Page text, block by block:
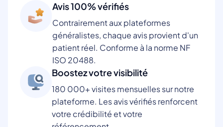
Avis 100% vérifiés
Contrairement aux plateformes
généralistes, chaque avis provient d'un
patient réel. Conforme à la norme NF
ISO 20488.
Boostez votre visibilité
180 000+ visites mensuelles sur notre
plateforme. Les avis vérifiés renforcent
votre crédibilité et votre